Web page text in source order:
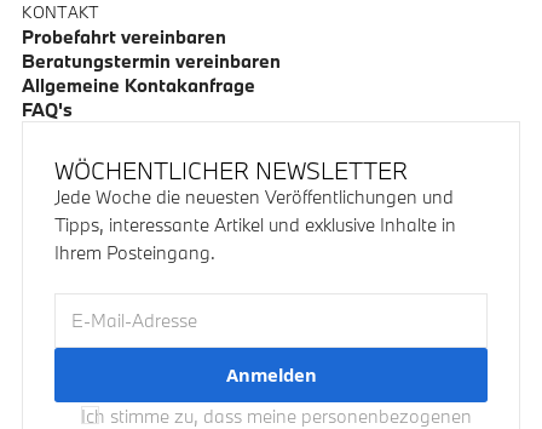
KONTAKT
Probefahrt vereinbaren
Beratungstermin vereinbaren
Allgemeine Kontakanfrage
FAQ's
WÖCHENTLICHER NEWSLETTER
Jede Woche die neuesten Veröffentlichungen und
Tipps, interessante Artikel und exklusive Inhalte in
Ihrem Posteingang.
Ich stimme zu, dass meine personenbezogenen